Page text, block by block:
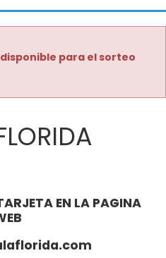
disponible para el sorteo
EN LA PAGINA